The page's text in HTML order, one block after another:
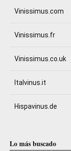
Vinissimus.com
Vinissimus.fr
Vinissimus.co.uk
Italvinus.it
Hispavinus.de
Lo más buscado